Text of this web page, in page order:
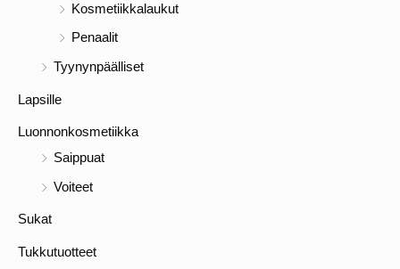
Kosmetiikkalaukut
Penaalit
Tyynynpäälliset
Lapsille
Luonnonkosmetiikka
Saippuat
Voiteet
Sukat
Tukkutuotteet